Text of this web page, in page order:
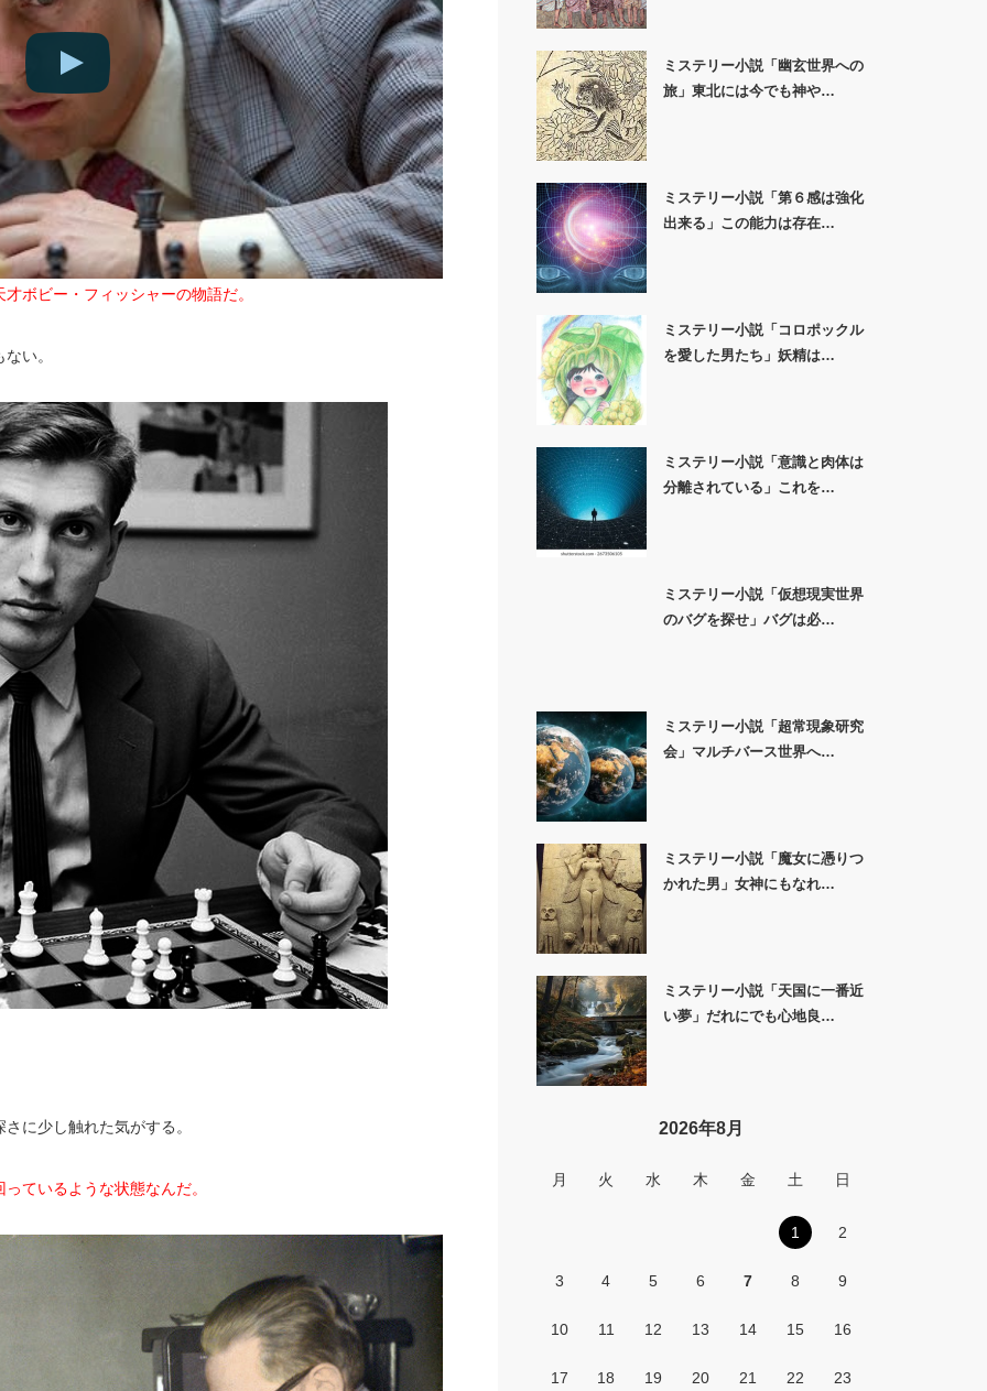
ボビー・フィッシャーの物語だ。
い。
に少し触れた気がする。
ているような状態なんだ。
ミステリー小説「幽玄世界への
旅」東北には今でも神や…
ミステリー小説「第６感は強化
出来る」この能力は存在…
ミステリー小説「コロポックル
を愛した男たち」妖精は…
ミステリー小説「意識と肉体は
分離されている」これを…
ミステリー小説「仮想現実世界
のバグを探せ」バグは必…
ミステリー小説「超常現象研究
会」マルチバース世界へ…
ミステリー小説「魔女に憑りつ
かれた男」女神にもなれ…
ミステリー小説「天国に一番近
い夢」だれにでも心地良…
2026年8月
月 火 水 木 金 土 日
1 2
3 4 5 6 7 8 9
10 11 12 13 14 15 16
17 18 19 20 21 22 23